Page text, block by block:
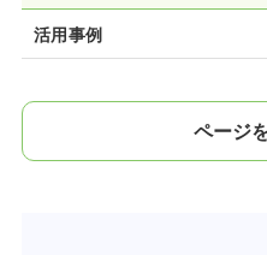
活用事例
ページ